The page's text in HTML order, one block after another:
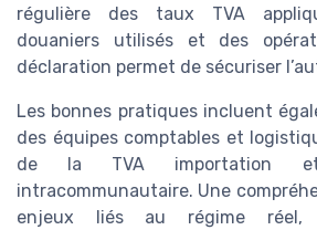
régulière des taux TVA
douaniers utilisés et des
déclaration permet de sécuriser
Les bonnes pratiques incluent
des équipes comptables et
de la TVA importation
intracommunautaire. Une
enjeux liés au régime réel,